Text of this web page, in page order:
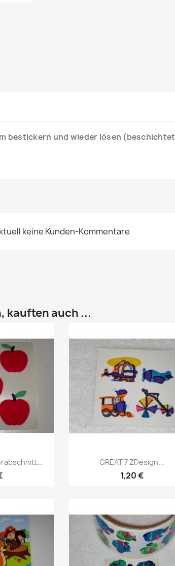
bestickern und wieder lösen
keine Kunden-Kommentare
kauften auch ...
GREAT 7 ZDesign...
1,20 €